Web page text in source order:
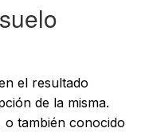
el resultado
de la misma.
también conocido